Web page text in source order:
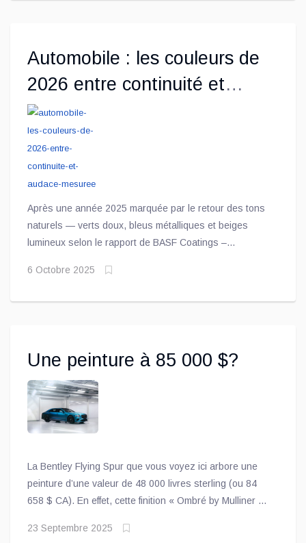
Automobile : les couleurs de
2026 entre continuité et
audace mesurée
Après une année 2025 marquée par le retour des tons
naturels — verts doux, bleus métalliques et beiges
lumineux selon le rapport de BASF Coatings –
2026 confirment une transition vers des teintes plus
6 Octobre 2025
Une peinture à 85 000 $?
La Bentley Flying Spur que vous voyez ici arbore une
peinture d’une valeur de 48 000 livres sterling (ou 84
658 $ CA). En effet, cette finition « Ombré by Mulliner » a
d’intégrer deux couleurs en une seule teinte sans
23 Septembre 2025